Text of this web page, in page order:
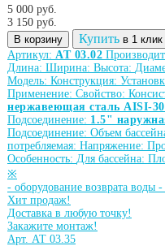
5 000 руб.
3 150 руб.
В корзину
Купить в 1 клик
Артикул: АТ 03.02
Длина: Ширина: Высота:
Модель: Конструкция:
Применение: Свойство:
нержавеющая сталь AISI-
Подсоединение: 1.5"
Подсоединение: Объем
потребляемая: Напряжение:
Особенность: Для бассейна:
※
- оборудование возврата воды -
Хит продаж!
Доставка в любую точку!
Закажите монтаж!
Арт. АТ 03.35